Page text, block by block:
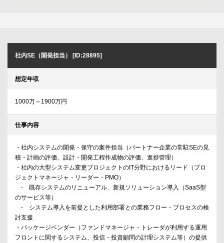
社内SE（開発担当） [ID:28895]
想定年収
1000万～1900万円
仕事内容
・社内システムの開発・保守の案件担当（パートナー企業の常駐SEの⾒
積・計画の評価、設計・開発⼯程作成物の評価、進捗管理）
・社内の⼤型システム変更プロジェクトのIT分野におけるリード（プロ
ジェクトマネージャ・リーダー・PMO）
- 既存システムのリニューアル、新規ソリューション導⼊（SaaS型
のサービス等）
- システム導⼊を前提とした利⽤部署との業務フロー・プロセスの検
討⽀援
・パッケージベンダー（ファンドマネージャ・トレーダが利用する運用
フロントに関するシステム、投信・投資顧問の計理システム等）の提供